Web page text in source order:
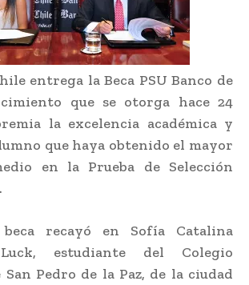
entrega la Beca PSU Banco de
que se otorga hace 24
la excelencia académica y
que haya obtenido el mayor
en la Prueba de Selección
recayó en Sofía Catalina
estudiante del Colegio
Pedro de la Paz, de la ciudad